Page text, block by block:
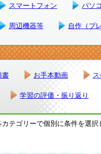
スマートフォン パソ
周辺機器等 自作（プ
書 お手本動画
学習の評価・振り返り
テゴリーで個別に条件を選択